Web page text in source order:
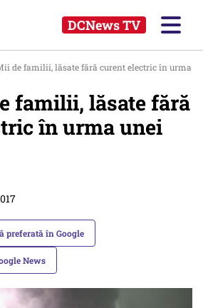
DCNews TV
de familii, lăsate fără curent electric în urma
familii, lăsate fără
în urma unei
preferată în Google
News